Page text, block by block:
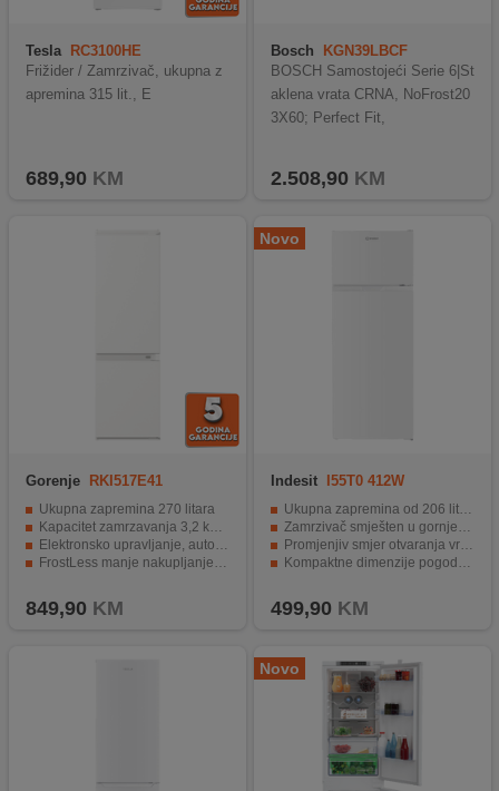
Tesla
RC3100HE
Frižider / Zamrzivač, ukupna z
apremina 315 lit., E
689,90 KM
Bosch
KGN39LBCF
BOSCH Samostojeći Serie 6|St
aklena vrata CRNA, NoFrost20
3X60; Perfect Fit,
2.508,90 KM
Gorenje RKI517E41
Ukupna zapremina 270 litara
Kapacitet zamrzavanja 3,2 kg/24h
Elektronsko upravljanje, automatsko odmrzavanje
FrostLess manje nakupljanje leda u zamrzivaču
849,90 KM
Novo
Indesit I55T0 412W
Ukupna zapremina od 206 litara
Zamrzivač smješten u gornjem dijelu
Promjenjiv smjer otvaranja vrata
Kompaktne dimenzije pogodne za manje prostore
499,90 KM
Novo